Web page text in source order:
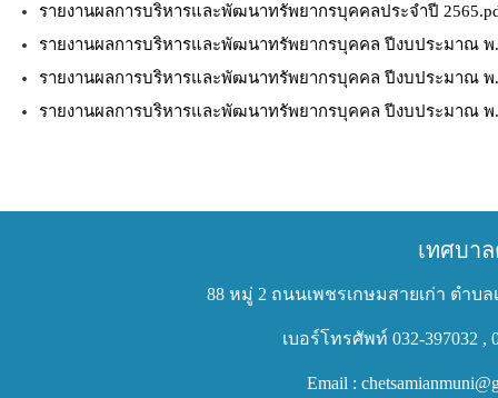
รายงานผลการบริหารและพัฒนาทรัพยากรบุคคลประจำปี
รายงานผลการบริหารและพัฒนาทรัพยากรบุคคล ปีงบประมาณ พ.
รายงานผลการบริหารและพัฒนาทรัพยากรบุคคล ปีงบประมาณ พ.
รายงานผลการบริหารและพัฒนาทรัพยากรบุคคล ปีงบประมาณ พ.
เทศบา
88 หมู่ 2 ถนนเพชรเกษมสายเก่า ตำบ
เบอร์โทรศัพท์ 032-397032 ,
Email :